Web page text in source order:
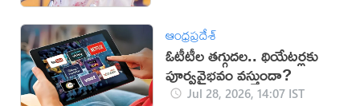
ఆంధ్రప్రదేశ్
ఓటీటీల తగ్గుదల.. థియేటర్లకు
పూర్వవైభవం వస్తుందా?
Jul 28, 2026, 14:07 IST